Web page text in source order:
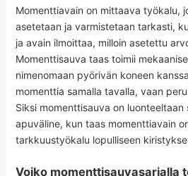
Momenttiavain on mittaava työkalu,
asetetaan ja varmistetaan tarkasti,
ja avain ilmoittaa, milloin asetettu
Momenttisauva taas toimii
nimenomaan pyörivän koneen
momenttia samalla tavalla, vaan
Siksi momenttisauva on luonteeltaan
apuväline, kun taas momenttiavain
tarkkuustyökalu lopulliseen
Voiko momenttisauvasarjalla